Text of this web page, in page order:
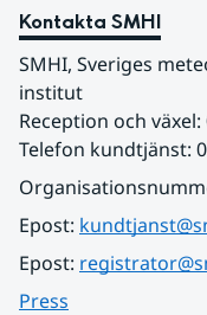
Kontakta SMHI
SMHI, Sveriges
institut
Reception och växel:
Telefon kundtjänst:
Epost:
Epost:
Press